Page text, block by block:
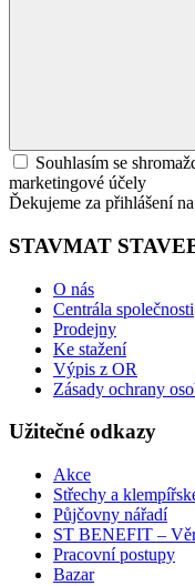
Souhlasím se
marketingové účely
Ďekujeme za přihlášení
STAVMAT
O nás
Centrála společnosti
Prodejny
Ke stažení
Výpis z OR
Zásady ochrany
Užitečné odkazy
Akce
Střechy a
Půjčovny nářadí
ST BENEFIT –
Pracovní postupy
Bazar